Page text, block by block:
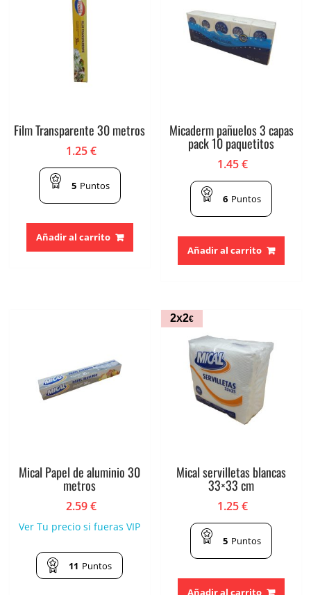
Film Transparente 30 metros
1.25€
5 Puntos
Añadir al carrito
Micaderm pañuelos 3 capas
pack 10 paquetitos
1.45€
6 Puntos
Añadir al carrito
Mical Papel de aluminio 30
metros
2.59€
Ver Tu precio si fueras VIP
11 Puntos
2x2€
Mical servilletas blancas
33×33 cm
1.25€
5 Puntos
Añadir al carrito